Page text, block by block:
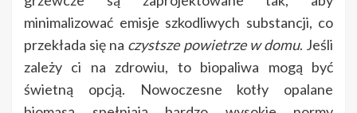
minimalizować emisje szkodliwych substancji, co
przekłada się na czystsze powietrze w domu. Jeśli
zależy ci na zdrowiu, to biopaliwa mogą być
świetną opcją. Nowoczesne kotły opalane